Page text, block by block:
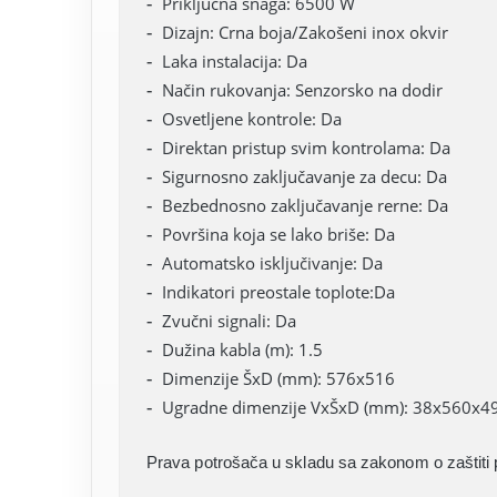
Dizajn: Crna boja/Zakošeni inox okvir
Laka instalacija: Da
Način rukovanja: Senzorsko na dodir
Osvetljene kontrole: Da
Direktan pristup svim kontrolama: Da
Sigurnosno zaključavanje za decu: Da
Bezbednosno zaključavanje rerne: Da
Površina koja se lako briše: Da
Automatsko isključivanje: Da
Indikatori preostale toplote:Da
Zvučni signali: Da
Dužina kabla (m): 1.5
Dimenzije ŠxD (mm): 576x516
Ugradne dimenzije VxŠxD (mm):
Prava potrošača u skladu sa zakonom o zaštiti